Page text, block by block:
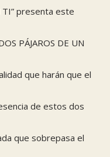
TI” presenta este
PÁJAROS DE UN
que harán que el
de estos dos
que sobrepasa el